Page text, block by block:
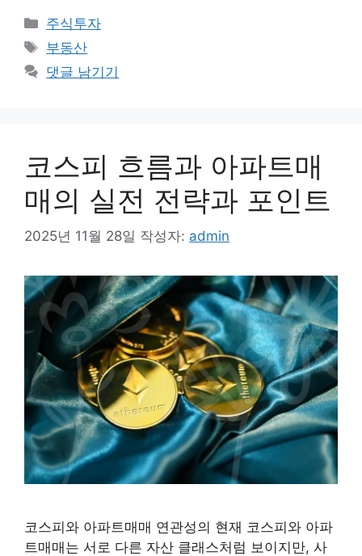
카
테
리
주식투자
태
그
부동산
댓글 남기기
코스피 흐름과 아파트매
매의 실전 전략과 포인트
2025년 11월 28일 작성자: admin
코스피와 아파트매매 연관성의 현재 코스피와 아파
트매매는 서로 다른 자산 클래스처럼 보이지만, 사